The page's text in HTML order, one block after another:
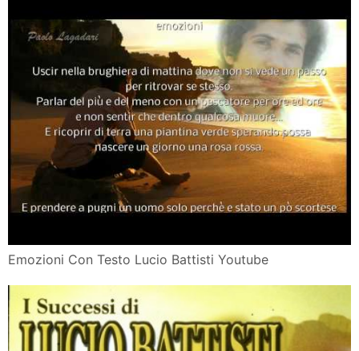
Emozioni Con Testo Lucio Battisti Youtube